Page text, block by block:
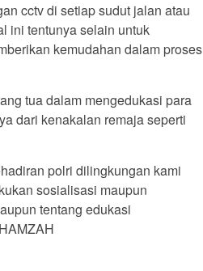
cctv di setiap sudut jalan atau
ini tentunya selain untuk
kemudahan dalam proses
tua dalam mengedukasi para
dari kenakalan remaja seperti
polri dilingkungan kami
sosialisasi maupun
tentang edukasi